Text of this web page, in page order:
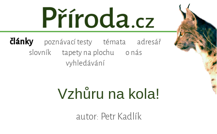
články poznávací testy témata
adresář
slovník
tapety na plochu
o nás
vyhledávání
Vzhůru na kola!
autor: Petr Kadlík